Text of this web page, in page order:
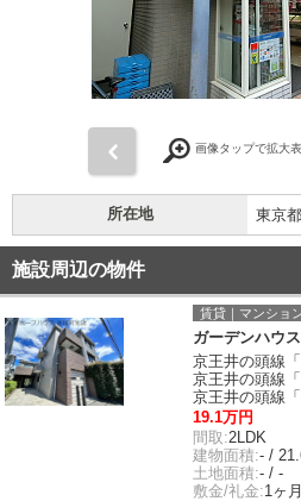
画像タップで拡大
所在地 東京
施設周辺の物件
賃貸｜マンショ
ガーデンハウ
京王井の頭線
京王井の頭線
京王井の頭線
19.1万円
間取:2LDK
建物面積:- /
土地面積:- / -
敷金/礼金:1ヶ